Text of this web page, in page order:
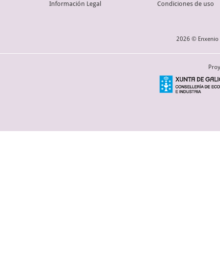
Información Legal
Condiciones de uso
2026 © Enxenio